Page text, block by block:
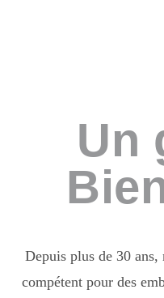
Un
Depuis plus de 30 ans,
compétent pour des